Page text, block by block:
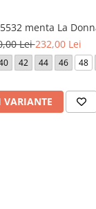
menta La
Lei232,00 Lei
42 44 46 48
VARIANTE